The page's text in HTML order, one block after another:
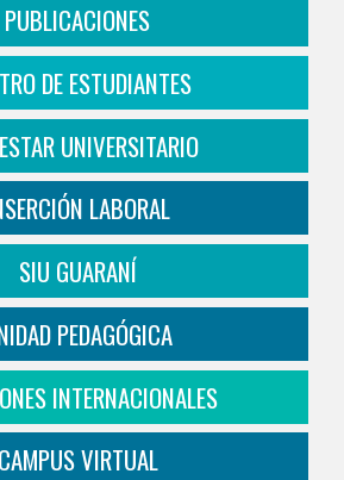
PUBLICACIONES
DE ESTUDIANTES
UNIVERSITARIO
LABORAL
SIU GUARANÍ
PEDAGÓGICA
INTERNACIONALES
CAMPUS VIRTUAL